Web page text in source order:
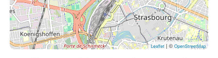
Leaflet | © OpenStreetMap